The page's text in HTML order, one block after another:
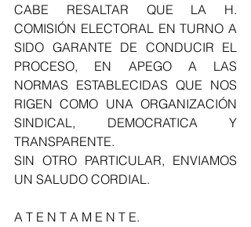
CABE RESALTAR QUE LA H.
COMISIÓN ELECTORAL EN TURNO A
SIDO GARANTE DE CONDUCIR EL
PROCESO, EN APEGO A LAS
NORMAS ESTABLECIDAS QUE NOS
RIGEN COMO UNA ORGANIZACIÓN
SINDICAL, DEMOCRATICA Y
TRANSPARENTE.
SIN OTRO PARTICULAR, ENVIAMOS
UN SALUDO CORDIAL.
A T E N T A M E N T E.